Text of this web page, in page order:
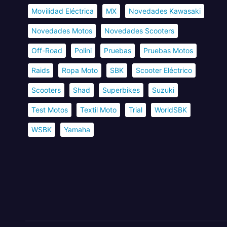
Movilidad Eléctrica MX Novedades Kawasaki
Novedades Motos Novedades Scooters
Off-Road Polini Pruebas Pruebas Motos
Raids Ropa Moto SBK Scooter Eléctrico
Scooters Shad Superbikes Suzuki
Test Motos Textil Moto Trial WorldSBK
WSBK Yamaha